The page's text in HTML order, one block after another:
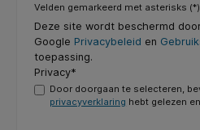
Velden gemarkeerd met asterisks
Deze site wordt beschermd
Google Privacybeleid en
toepassing.
Privacy*
Door doorgaan te selecteren,
privacyverklaring hebt gelezen